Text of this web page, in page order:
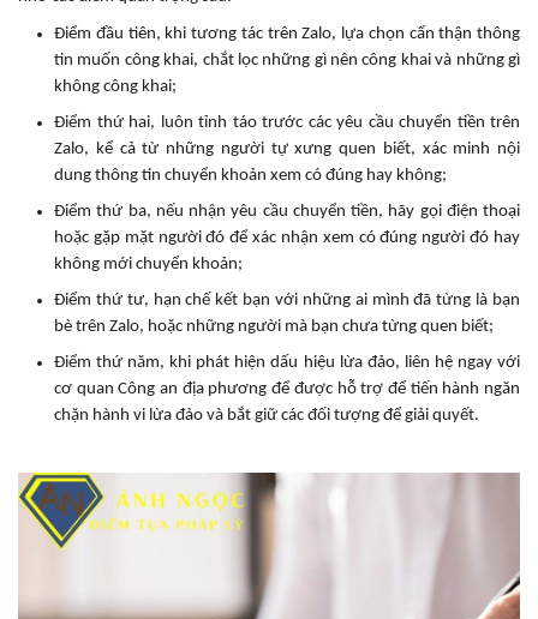
Điểm đầu tiên, khi tương tác trên Zalo, lựa chọn cẩn thận thông
tin muốn công khai, chắt lọc những gì nên công khai và những gì
không công khai;
Điểm thứ hai, luôn tỉnh táo trước các yêu cầu chuyển tiền trên
Zalo, kể cả từ những người tự xưng quen biết, xác minh nội
dung thông tin chuyển khoản xem có đúng hay không;
Điểm thứ ba, nếu nhận yêu cầu chuyển tiền, hãy gọi điện thoại
hoặc gặp mặt người đó để xác nhận xem có đúng người đó hay
không mới chuyển khoản;
Điểm thứ tư, hạn chế kết bạn với những ai mình đã từng là bạn
bè trên Zalo, hoặc những người mà bạn chưa từng quen biết;
Điểm thứ năm, khi phát hiện dấu hiệu lừa đảo, liên hệ ngay với
cơ quan Công an địa phương để được hỗ trợ để tiến hành ngăn
chặn hành vi lừa đảo và bắt giữ các đối tượng để giải quyết.